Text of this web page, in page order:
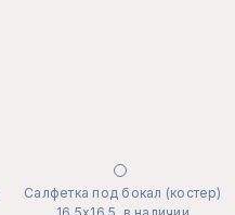
Салфетка под бокал (костер)